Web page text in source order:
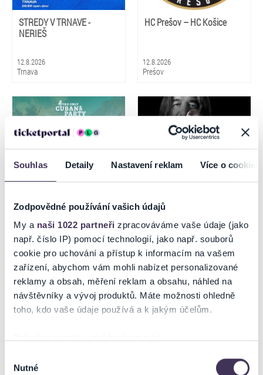
Souhlas Detaily Nastavení reklam Více o cookies
Zodpovědné používání vašich údajů
My a naši 1022 partneři zpracováváme vaše údaje (jako
např. číslo IP) pomocí technologií, jako např. souborů
cookie pro uchování a přístup k informacím na vašem
zařízení, abychom vám mohli nabízet personalizované
reklamy a obsah, měření reklam a obsahu, náhled na
návštěvníky a vývoj produktů. Máte možnosti ohledně
toho, kdo vaše údaje používá a k jakým účelům.
které mohou být přesné na několik metrů
souhlasu
Nutné
STREDY V TRNAVE -
NERIEŠ
12.8.2026
Trnava
HC Prešov – HC Košice
12.8.2026
Prešov
THE ONLY CUBAN PARTY
Prešov
DRUPI - 50 ANNI TOUR
Trnava